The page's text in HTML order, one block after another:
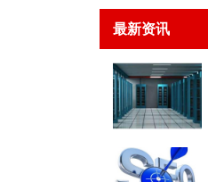
最新资讯